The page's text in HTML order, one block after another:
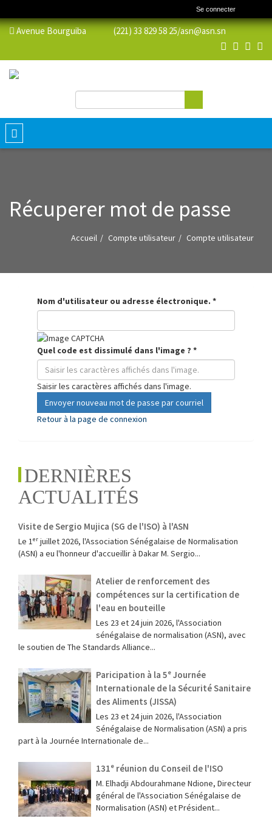
Se connecter
Avenue Bourguiba (221) 33 829 58 25/asn@asn.sn
Formulaire de recherche
Toggle
navigation
Récuperer mot de passe
Accueil Compte utilisateur Compte utilisateur
Nom d'utilisateur ou adresse électronique. *
Quel code est dissimulé dans l'image ? *
Saisir les caractères affichés dans l'image.
Envoyer nouveau mot de passe par courriel
Retour à la page de connexion
DERNIÈRES
ACTUALITÉS
Visite de Sergio Mujica (SG de l'ISO) à l'ASN
Le 1ᵉʳ juillet 2026, l'Association Sénégalaise de Normalisation
(ASN) a eu l'honneur d'accueillir à Dakar M. Sergio...
Atelier de renforcement des
compétences sur la certification de
l'eau en bouteille
Les 23 et 24 juin 2026, l'Association
sénégalaise de normalisation (ASN), avec
le soutien de The Standards Alliance...
Paricipation à la 5ᵉ Journée
Internationale de la Sécurité Sanitaire
des Aliments (JISSA)
‎Les 23 et 24 juin 2026, l'Association
Sénégalaise de Normalisation (ASN) a pris
part à la Journée Internationale de...
131ᵉ réunion du Conseil de l'ISO
M. Elhadji Abdourahmane Ndione, Directeur
général de l'Association Sénégalaise de
Normalisation (ASN) et Président...